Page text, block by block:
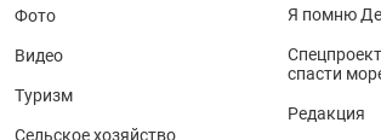
Фото
Видео
Туризм
Сельское хозяйство
Я помню
спасти
Редакция